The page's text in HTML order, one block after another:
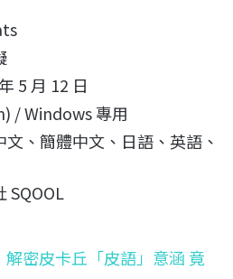
5 月 12 日
/ Windows 專用
文、簡體中文、日語、英語、
SQOOL
密皮卡丘「皮語」意涵 竟